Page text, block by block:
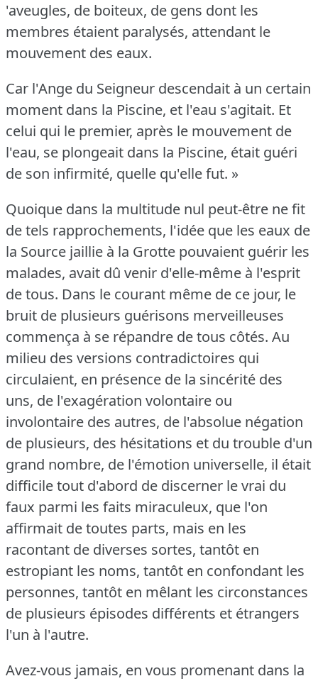
'aveugles, de boiteux, de gens dont les
membres étaient paralysés, attendant le
mouvement des eaux.
Car l'Ange du Seigneur descendait à un certain
moment dans la Piscine, et l'eau s'agitait. Et
celui qui le premier, après le mouvement de
l'eau, se plongeait dans la Piscine, était guéri
de son infirmité, quelle qu'elle fut. »
Quoique dans la multitude nul peut-être ne fit
de tels rapprochements, l'idée que les eaux de
la Source jaillie à la Grotte pouvaient guérir les
malades, avait dû venir d'elle-même à l'esprit
de tous. Dans le courant même de ce jour, le
bruit de plusieurs guérisons merveilleuses
commença à se répandre de tous côtés. Au
milieu des versions contradictoires qui
circulaient, en présence de la sincérité des
uns, de l'exagération volontaire ou
involontaire des autres, de l'absolue négation
de plusieurs, des hésitations et du trouble d'un
grand nombre, de l'émotion universelle, il était
difficile tout d'abord de discerner le vrai du
faux parmi les faits miraculeux, que l'on
affirmait de toutes parts, mais en les
racontant de diverses sortes, tantôt en
estropiant les noms, tantôt en confondant les
personnes, tantôt en mêlant les circonstances
de plusieurs épisodes différents et étrangers
l'un à l'autre.
Avez-vous jamais, en vous promenant dans la